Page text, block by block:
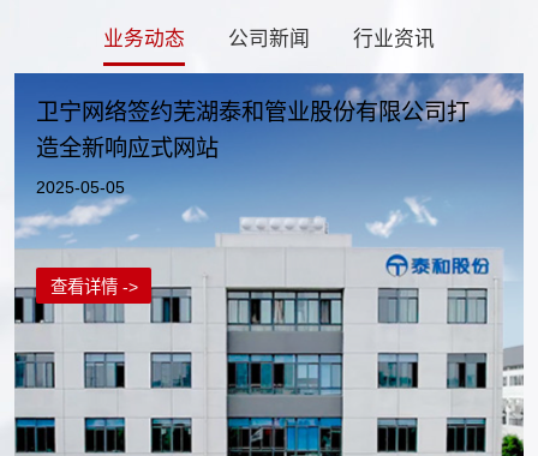
业务动态 公司新闻 行业资讯
卫宁网络签约芜湖泰和管业股份有限公司打
造全新响应式网站
2025-05-05
查看详情 ->